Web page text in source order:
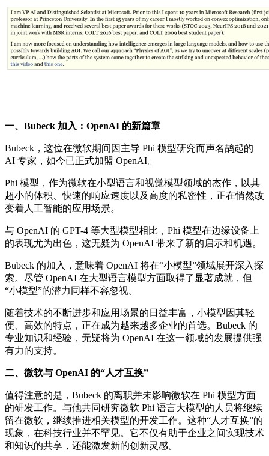
一、Bubeck 加入：OpenAI 的新篇章
Bubeck，这位在微软期间因主导 Phi 模型研究而声名鹊起的
AI 专家，如今已正式加盟 OpenAI。
Phi 模型，作为微软在小型语言和视觉模型领域的杰作，以其
超小的体积、快速的响应速度以及高度的私密性，正在悄然改
变着人工智能的应用场景。
与 OpenAI 的 GPT-4 等大型模型相比，Phi 模型在边缘设备上
的表现尤为出色，这无疑为 OpenAI 带来了新的启示和机遇。
Bubeck 的加入，意味着 OpenAI 将在“小模型”领域展开深入探
索。尽管 OpenAI 在大型语言模型方面取得了显著成就，但
“小模型”的潜力同样不容忽视。
随着技术的不断进步和应用场景的日益丰富，小模型因其轻
便、高效的特点，正在成为越来越多企业的首选。Bubeck 的
专业知识和经验，无疑将为 OpenAI 在这一领域的发展提供强
有力的支持。
二、微软与 OpenAI 的“人才互换”
值得注意的是，Bubeck 的离职并未影响微软在 Phi 模型方面
的研发工作。与他共同研究微软 Phi 语言大模型的人员将继续
留在微软，继续推进相关模型的开发工作。这种“人才互换”的
现象，在科技行业并不罕见。它不仅有助于企业之间实现技术
和知识的共享，还能激发新的创新灵感。